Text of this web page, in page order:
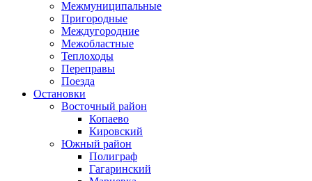
Межмуниципальные
Пригородные
Междугородние
Межобластные
Теплоходы
Переправы
Поезда
Остановки
Восточный район
Копаево
Кировский
Южный район
Полиграф
Гагаринский